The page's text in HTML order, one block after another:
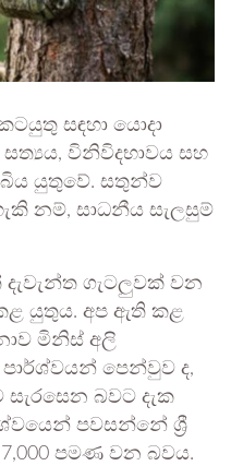
සඳහා යොදා
විනිවිදභාවය සහ
යුතුවේ. සතුන්ව
නම්, සාධනීය සැලසුම්
ගැටලුවක් වන
යුතුය. අප ඇති කළ
මිනිස් අලි
පෙන්වුව ද,
බවට දැක
පවසන්නේ ශ්‍රී
පමණ වන බවය.